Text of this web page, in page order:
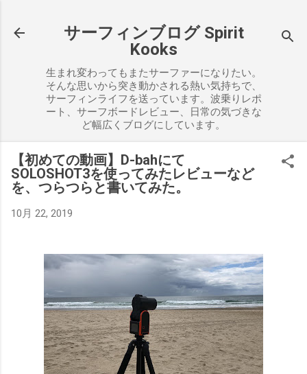
サーフィンブログ Spirit
Kooks
生まれ変わってもまたサーファーになりたい。
そんな思いから突き動かされる熱い気持ちで、
サーフィンライフを送っています。波乗りレポ
ート、サーフボードレビュー、日常の気づきな
ど幅広くブログにしています。
【初めての動画】D-bahにて
SOLOSHOT3を使ってみたレビューなど
を、つらつらと書いてみた。
10月 22, 2019